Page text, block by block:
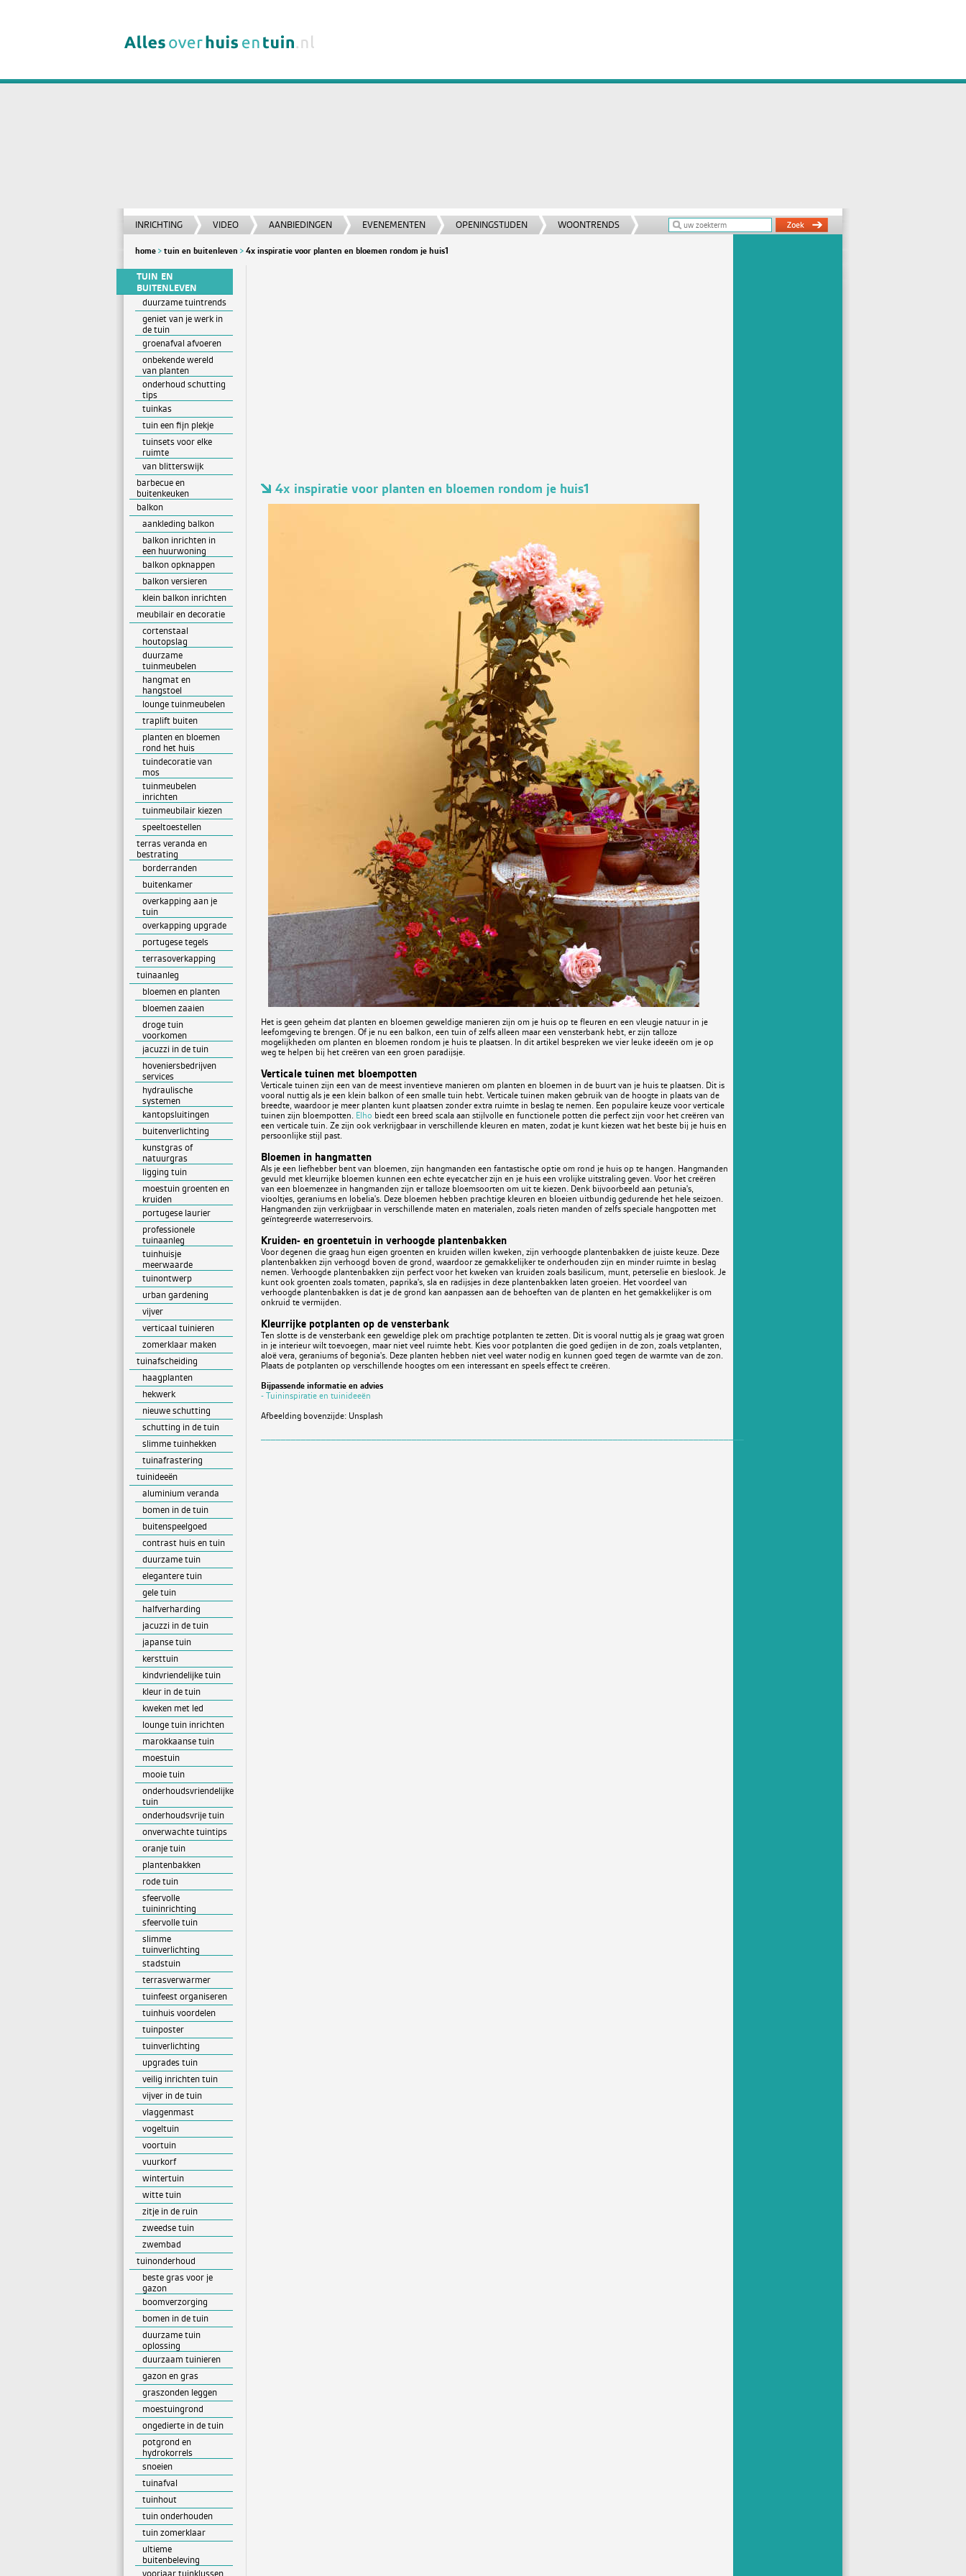
INRICHTING VIDEO AANBIEDINGEN EVENEMENTEN OPENINGSTIJDEN WOONTRENDS
home tuin en buitenleven 4x inspiratie voor planten en bloemen rondom je huis1
4x inspiratie voor planten en bloemen rondom je huis1
Het is geen geheim dat planten en bloemen geweldige manieren zijn om je huis op te fleuren en een vleugje natuur in je
leefomgeving te brengen. Of je nu een balkon, een tuin of zelfs alleen maar een vensterbank hebt, er zijn talloze
mogelijkheden om planten en bloemen rondom je huis te plaatsen. In dit artikel bespreken we vier leuke ideeën om je op
weg te helpen bij het creëren van een groen paradijsje.
Verticale tuinen met bloempotten
Verticale tuinen zijn een van de meest inventieve manieren om planten en bloemen in de buurt van je huis te plaatsen. Dit is
vooral nuttig als je een klein balkon of een smalle tuin hebt. Verticale tuinen maken gebruik van de hoogte in plaats van de
breedte, waardoor je meer planten kunt plaatsen zonder extra ruimte in beslag te nemen. Een populaire keuze voor verticale
tuinen zijn bloempotten. Elho biedt een breed scala aan stijlvolle en functionele potten die perfect zijn voor het creëren van
een verticale tuin. Ze zijn ook verkrijgbaar in verschillende kleuren en maten, zodat je kunt kiezen wat het beste bij je huis en
persoonlijke stijl past.
Bloemen in hangmatten
Als je een liefhebber bent van bloemen, zijn hangmanden een fantastische optie om rond je huis op te hangen. Hangmanden
gevuld met kleurrijke bloemen kunnen een echte eyecatcher zijn en je huis een vrolijke uitstraling geven. Voor het creëren
van een bloemenzee in hangmanden zijn er talloze bloemsoorten om uit te kiezen. Denk bijvoorbeeld aan petunia's,
viooltjes, geraniums en lobelia's. Deze bloemen hebben prachtige kleuren en bloeien uitbundig gedurende het hele seizoen.
Hangmanden zijn verkrijgbaar in verschillende maten en materialen, zoals rieten manden of zelfs speciale hangpotten met
geïntegreerde waterreservoirs.
Kruiden- en groentetuin in verhoogde plantenbakken
Voor degenen die graag hun eigen groenten en kruiden willen kweken, zijn verhoogde plantenbakken de juiste keuze. Deze
plantenbakken zijn verhoogd boven de grond, waardoor ze gemakkelijker te onderhouden zijn en minder ruimte in beslag
nemen. Verhoogde plantenbakken zijn perfect voor het kweken van kruiden zoals basilicum, munt, peterselie en bieslook. Je
kunt ook groenten zoals tomaten, paprika's, sla en radijsjes in deze plantenbakken laten groeien. Het voordeel van
verhoogde plantenbakken is dat je de grond kan aanpassen aan de behoeften van de planten en het gemakkelijker is om
onkruid te vermijden.
Kleurrijke potplanten op de vensterbank
Ten slotte is de vensterbank een geweldige plek om prachtige potplanten te zetten. Dit is vooral nuttig als je graag wat groen
in je interieur wilt toevoegen, maar niet veel ruimte hebt. Kies voor potplanten die goed gedijen in de zon, zoals vetplanten,
aloë vera, geraniums of begonia's. Deze planten hebben niet veel water nodig en kunnen goed tegen de warmte van de zon.
Plaats de potplanten op verschillende hoogtes om een interessant en speels effect te creëren.
Bijpassende informatie en advies
- Tuininspiratie en tuinideeën
Afbeelding bovenzijde: Unsplash
TUIN EN
BUITENLEVEN
duurzame tuintrends
geniet van je werk in
de tuin
groenafval afvoeren
onbekende wereld
van planten
onderhoud schutting
tips
tuinkas
tuin een fijn plekje
tuinsets voor elke
ruimte
van blitterswijk
barbecue en
buitenkeuken
balkon
aankleding balkon
balkon inrichten in
een huurwoning
balkon opknappen
balkon versieren
klein balkon inrichten
meubilair en decoratie
cortenstaal
houtopslag
duurzame
tuinmeubelen
hangmat en
hangstoel
lounge tuinmeubelen
traplift buiten
planten en bloemen
rond het huis
tuindecoratie van
mos
tuinmeubelen
inrichten
tuinmeubilair kiezen
speeltoestellen
terras veranda en
bestrating
borderranden
buitenkamer
overkapping aan je
tuin
overkapping upgrade
portugese tegels
terrasoverkapping
tuinaanleg
bloemen en planten
bloemen zaaien
droge tuin
voorkomen
jacuzzi in de tuin
hoveniersbedrijven
services
hydraulische
systemen
kantopsluitingen
buitenverlichting
kunstgras of
natuurgras
ligging tuin
moestuin groenten en
kruiden
portugese laurier
professionele
tuinaanleg
tuinhuisje
meerwaarde
tuinontwerp
urban gardening
vijver
verticaal tuinieren
zomerklaar maken
tuinafscheiding
haagplanten
hekwerk
nieuwe schutting
schutting in de tuin
slimme tuinhekken
tuinafrastering
tuinideeën
aluminium veranda
bomen in de tuin
buitenspeelgoed
contrast huis en tuin
duurzame tuin
elegantere tuin
gele tuin
halfverharding
jacuzzi in de tuin
japanse tuin
kersttuin
kindvriendelijke tuin
kleur in de tuin
kweken met led
lounge tuin inrichten
marokkaanse tuin
moestuin
mooie tuin
onderhoudsvriendelijke
tuin
onderhoudsvrije tuin
onverwachte tuintips
oranje tuin
plantenbakken
rode tuin
sfeervolle
tuininrichting
sfeervolle tuin
slimme
tuinverlichting
stadstuin
terrasverwarmer
tuinfeest organiseren
tuinhuis voordelen
tuinposter
tuinverlichting
upgrades tuin
veilig inrichten tuin
vijver in de tuin
vlaggenmast
vogeltuin
voortuin
vuurkorf
wintertuin
witte tuin
zitje in de ruin
zweedse tuin
zwembad
tuinonderhoud
beste gras voor je
gazon
boomverzorging
bomen in de tuin
duurzame tuin
oplossing
duurzaam tuinieren
gazon en gras
graszonden leggen
moestuingrond
ongedierte in de tuin
potgrond en
hydrokorrels
snoeien
tuinafval
tuinhout
tuin onderhouden
tuin zomerklaar
ultieme
buitenbeleving
voorjaar tuinklussen